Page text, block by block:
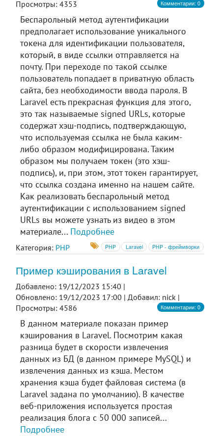
Просмотры: 4353 Комментарии: 0
Беспарольный метод аутентификации
предполагает использование уникального
токена для идентификации пользователя,
который, в виде ссылки отправляется на
почту. При переходе по такой ссылке
пользователь попадает в приватную область
сайта, без необходимости ввода пароля. В
Laravel есть прекрасная функция для этого,
это так называемые signed URLs, которые
содержат хэш-подпись, подтверждающую,
что используемая ссылка не была каким-
либо образом модифицирована. Таким
образом мы получаем токен (это хэш-
подпись), и, при этом, этот токен гарантирует,
что ссылка создана именно на нашем сайте.
Как реализовать беспарольный метод
аутентификации с использованием signed
URLs вы можете узнать из видео в этом
материале... Подробнее
Категория: PHP PHP Laravel PHP - фреймворки
Пример кэширования в Laravel
Добавлено: 19/12/2023 15:40 |
Обновлено: 19/12/2023 17:00 |Добавил: nick |
Просмотры: 4586
Комментарии: 0
В данном материале показан пример
кэширования в Laravel. Посмотрим какая
разница будет в скорости извлечения
данных из БД (в данном примере MySQL) и
извлечения данных из кэша. Местом
хранения кэша будет файловая система (в
Laravel задана по умолчанию). В качестве
веб-приложения используется простая
реализация блога с 50 000 записей...
Подробнее